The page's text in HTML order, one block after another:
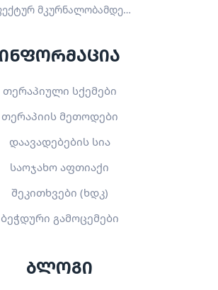
მკურნალობამდე…
ინფორმაცია
თერაპიული სქემები
თერაპიის მეთოდები
დაავადებების სია
საოჯახო აფთიაქი
შეკითხვები (ხდკ)
ბეჭდური გამოცემები
ბლოგი